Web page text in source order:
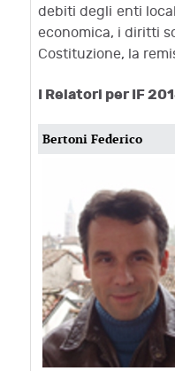
debiti degli enti
economica, i diritti
Costituzione, la
I Relatori per IF